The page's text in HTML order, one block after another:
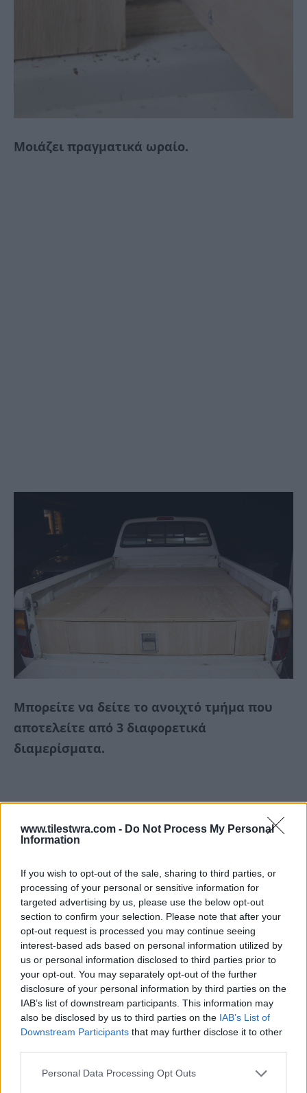
www.tilestwra.com - Do Not Process My Personal
Information
If you wish to opt-out of the sale, sharing to third parties, or
processing of your personal or sensitive information for
targeted advertising by us, please use the below opt-out
section to confirm your selection. Please note that after your
opt-out request is processed you may continue seeing
interest-based ads based on personal information utilized by
us or personal information disclosed to third parties prior to
your opt-out. You may separately opt-out of the further
disclosure of your personal information by third parties on the
IAB’s list of downstream participants. This information may
also be disclosed by us to third parties on the IAB’s List of
Downstream Participants that may further disclose it to other
Personal Data Processing Opt Outs
Μοιάζει πραγματικά ωραίο.
Μπορείτε να δείτε το ανοιχτό τμήμα που
αποτελείτε από 3 διαφορετικά
διαμερίσματα.